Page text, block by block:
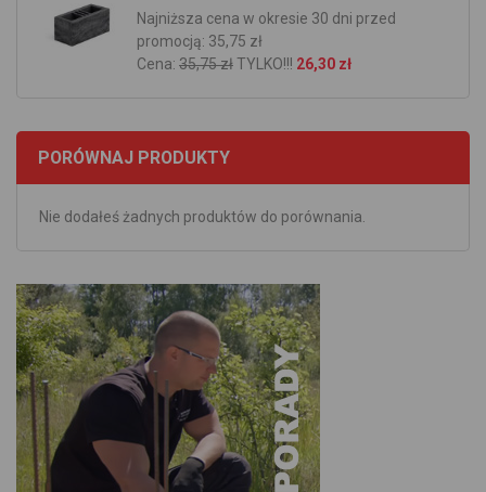
Najniższa cena w okresie 30 dni przed
promocją: 35,75 zł
Cena: 35,75 złTYLKO!!! 26,30 zł
PORÓWNAJ PRODUKTY
Nie dodałeś żadnych produktów do porównania.